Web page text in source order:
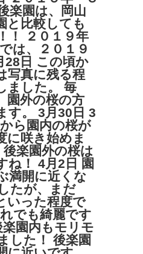
楽園は、岡山
と比較しても
！ ２０１９年
は、２０１９
28日 この頃か
写真に残る程
ました。 毎
園外の桜の方
す。 3月30日 3
ら園内の桜が
に咲き始めま
楽園外の桜は
ね！ 4月2日 園
満開に近くな
たが、まだ
いった程度で
でも綺麗です
園内もモリモ
した！ 後楽園